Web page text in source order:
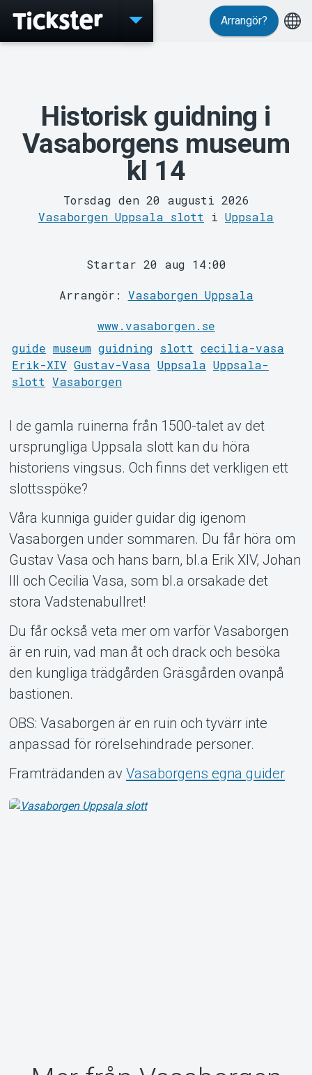
MyTickster
Support
Arrangör?
Historisk guidning i
Vasaborgens museum
kl 14
Torsdag den 20 augusti 2026
Vasaborgen Uppsala slott i Uppsala
Startar 20 aug 14:00
Arrangör: Vasaborgen Uppsala
www.vasaborgen.se
guide museum guidning slott cecilia-vasa
Erik-XIV Gustav-Vasa Uppsala Uppsala-
slott Vasaborgen
I de gamla ruinerna från 1500-talet av det
ursprungliga Uppsala slott kan du höra
historiens vingsus. Och finns det verkligen ett
slottsspöke?
Våra kunniga guider guidar dig igenom
Vasaborgen under sommaren. Du får höra om
Gustav Vasa och hans barn, bl.a Erik XIV, Johan
III och Cecilia Vasa, som bl.a orsakade det
stora Vadstenabullret!
Du får också veta mer om varför Vasaborgen
är en ruin, vad man åt och drack och besöka
den kungliga trädgården Gräsgården ovanpå
bastionen.
OBS: Vasaborgen är en ruin och tyvärr inte
anpassad för rörelsehindrade personer.
Framträdanden av Vasaborgens egna guider